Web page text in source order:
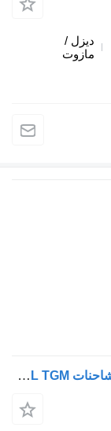
ديزل /
مازوت
مضخة هيدروليكية MAN 81471016241 لـ الشاحنات MAN TGA TGX TGL TGM